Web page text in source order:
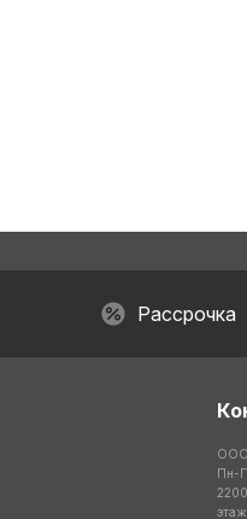
Рассрочка
ООО
Пн-
этаж